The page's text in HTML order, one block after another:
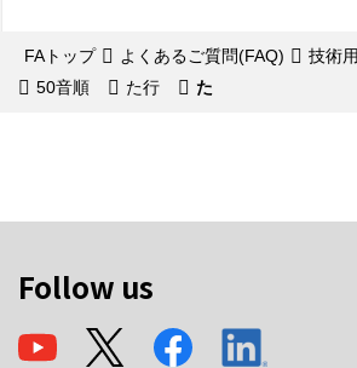
FAトップ よくあるご質問(FAQ)
技術
50音順
た行 た
Follow us